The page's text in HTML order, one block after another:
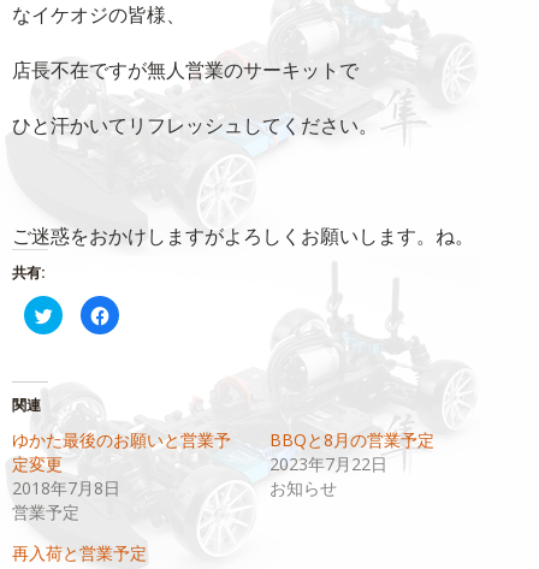
なイケオジの皆様、
店長不在ですが無人営業のサーキットで
ひと汗かいてリフレッシュしてください。
ご迷惑をおかけしますがよろしくお願いします。ね。
共有:
ク
リ
Twitter
で
共
有
(新
し
い
ウ
ィ
ン
ド
ウ
Facebook
で
ク
リ
ッ
し
て
さ
い
関連
ゆかた最後のお願いと営業予
定変更
2018年7月8日
営業予定
BBQと8月の営業予定
2023年7月22日
お知らせ
再入荷と営業予定